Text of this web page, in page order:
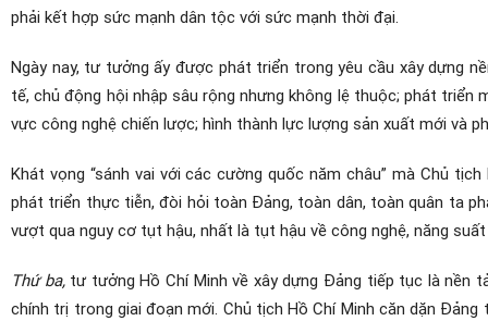
phải kết hợp sức mạnh dân tộc với sức mạnh thời đại.
Ngày nay, tư tưởng ấy được phát triển trong yêu cầu xây dựng
tế, chủ động hội nhập sâu rộng nhưng không lệ thuộc; phát triển
vực công nghệ chiến lược; hình thành lực lượng sản xuất mới và
Khát vọng “sánh vai với các cường quốc năm châu” mà Chủ
phát triển thực tiễn, đòi hỏi toàn Đảng, toàn dân, toàn quân ta
vượt qua nguy cơ tụt hậu, nhất là tụt hậu về công nghệ, năng
Thứ ba,tư tưởng Hồ Chí Minh về xây dựng Đảng tiếp tục là nền
chính trị trong giai đoạn mới. Chủ tịch Hồ Chí Minh căn dặn